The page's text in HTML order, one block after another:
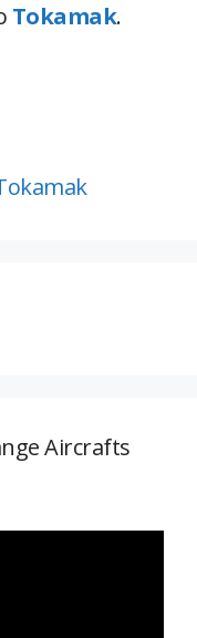
Tokamak.
Aircrafts